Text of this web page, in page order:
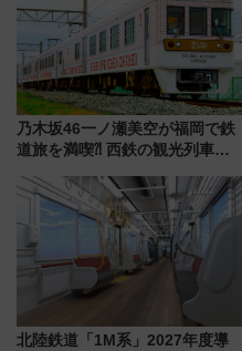
乃木坂46一ノ瀬美空が福岡で鉄
道旅を満喫⁈ 西鉄の観光列車
CHIKUGO」で巡る福岡･太宰
府･柳川の旅！YouTubeが公開
北陸鉄道「1M系」2027年度導